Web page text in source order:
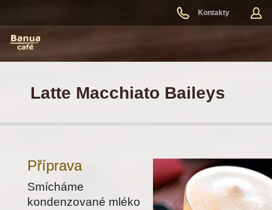
Kontakty
Latte Macchiato Baileys
Příprava
Smícháme
kondenzované mléko